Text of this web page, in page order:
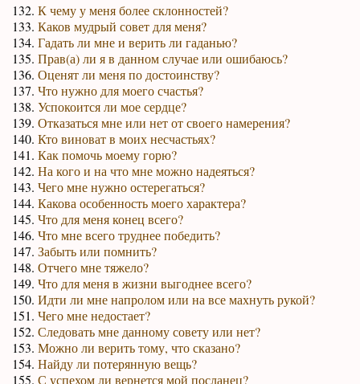
132.К чему у меня более склонностей?
133.Каков мудрый совет для меня?
134.Гадать ли мне и верить ли гаданью?
135.Прав(а) ли я в данном случае или ошибаюсь?
136.Оценят ли меня по достоинству?
137.Что нужно для моего счастья?
138.Успокоится ли мое сердце?
139.Отказаться мне или нет от своего намерения?
140.Кто виноват в моих несчастьях?
141.Как помочь моему горю?
142.На кого и на что мне можно надеяться?
143.Чего мне нужно остерегаться?
144.Какова особенность моего характера?
145.Что для меня конец всего?
146.Что мне всего труднее победить?
147.Забыть или помнить?
148.Отчего мне тяжело?
149.Что для меня в жизни выгоднее всего?
150.Идти ли мне напролом или на все махнуть рукой?
151.Чего мне недостает?
152.Следовать мне данному совету или нет?
153.Можно ли верить тому, что сказано?
154.Найду ли потерянную вещь?
155.С успехом ли вернется мой посланец?